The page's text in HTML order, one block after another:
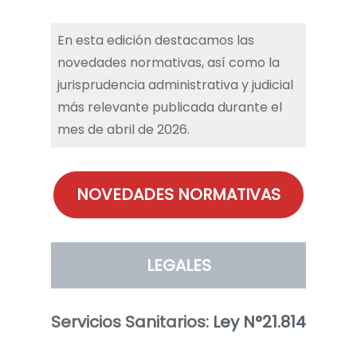
En esta edición destacamos las
novedades normativas, así como la
jurisprudencia administrativa y judicial
más relevante publicada durante el
mes de abril de 2026.
NOVEDADES NORMATIVAS
LEGALES
Servicios Sanitarios: Ley N°21.814